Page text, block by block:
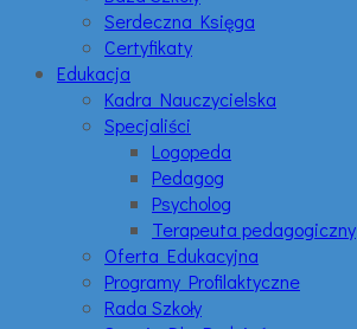
Serdeczna Księga
Certyfikaty
Edukacja
Kadra Nauczycielska
Specjaliści
Logopeda
Pedagog
Psycholog
Terapeuta pedagogiczny
Oferta Edukacyjna
Programy Profilaktyczne
Rada Szkoły